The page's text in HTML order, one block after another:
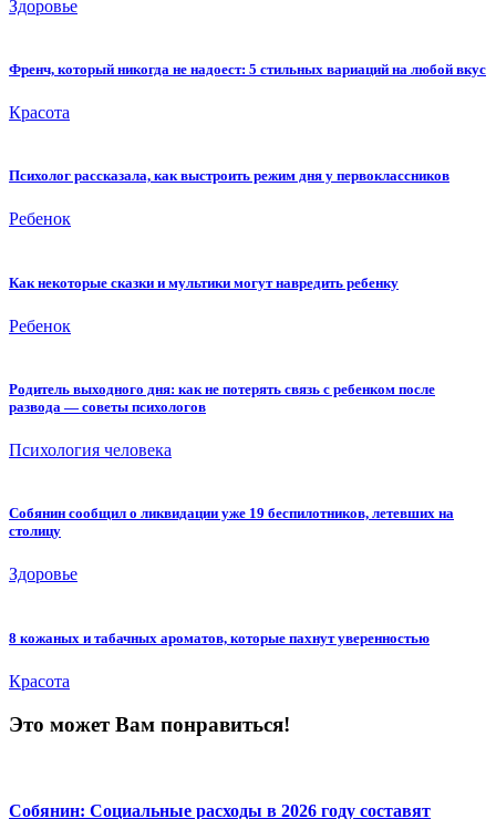
Здоровье
Френч, который никогда не надоест: 5 стильных вариаций на любой вкус
Красота
Психолог рассказала, как выстроить режим дня у первоклассников
Ребенок
Как некоторые сказки и мультики могут навредить ребенку
Ребенок
Родитель выходного дня: как не потерять связь с ребенком после
развода — советы психологов
Психология человека
Собянин сообщил о ликвидации уже 19 беспилотников, летевших на
столицу
Здоровье
8 кожаных и табачных ароматов, которые пахнут уверенностью
Красота
Это может Вам понравиться!
Собянин: Социальные расходы в 2026 году составят